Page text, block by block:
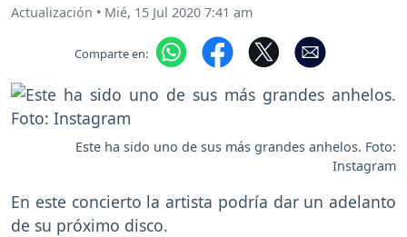
Actualización • Mié, 15 Jul 2020 7:41 am
Comparte en:
Este ha sido uno de sus más grandes anhelos. Foto:
Instagram
En este concierto la artista podría dar un adelanto
de su próximo disco.